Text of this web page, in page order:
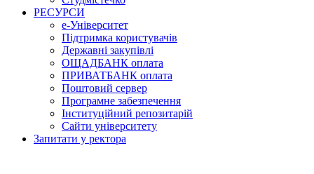
РЕСУРСИ
е-Університет
Підтримка користувачів
Державні закупівлі
ОЩАДБАНК оплата
ПРИВАТБАНК оплата
Поштовий сервер
Програмне забезпечення
Інституційний репозитарій
Сайти університету
Запитати у ректора